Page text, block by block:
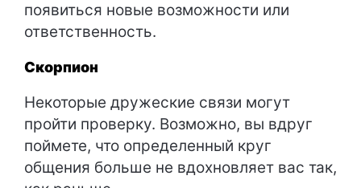
появиться новые возможности или
ответственность.
Скорпион
Некоторые дружеские связи могут
пройти проверку. Возможно, вы вдруг
поймете, что определенный круг
общения больше не вдохновляет вас так,